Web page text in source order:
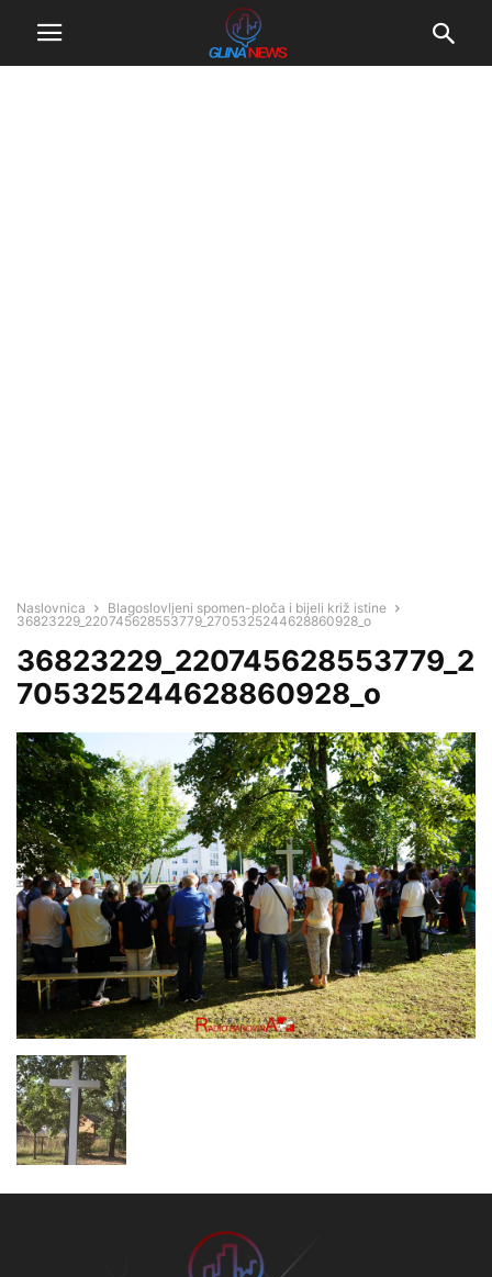
Naslovnica
Blagoslovljeni spomen-ploča i bijeli križ istine
36823229_220745628553779_2705325244628860928_o
36823229_220745628553779_2
705325244628860928_o